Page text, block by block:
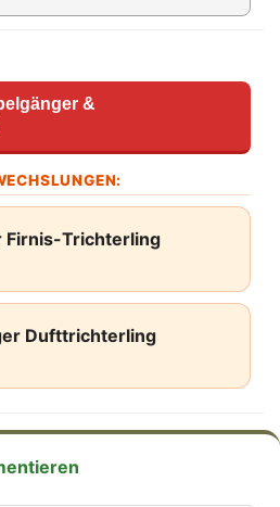
&
Firnis-Trichterling
Dufttrichterling